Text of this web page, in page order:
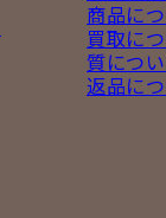
商品に
買取に
質につ
返品に